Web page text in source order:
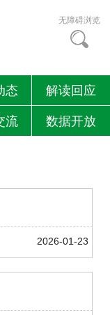
无障碍浏览
态 解读回应
流 数据开放
2026-01-23